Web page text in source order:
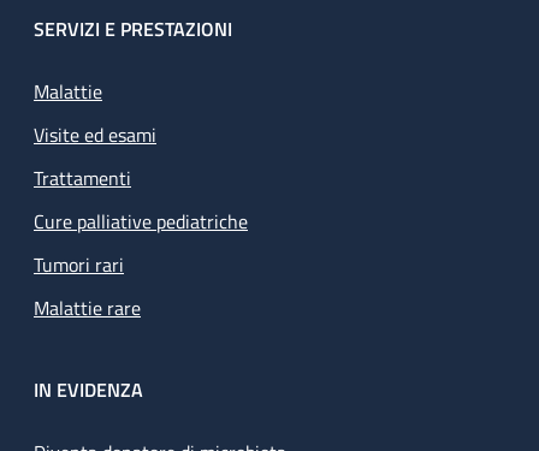
SERVIZI E PRESTAZIONI
Malattie
Visite ed esami
Trattamenti
Cure palliative pediatriche
Tumori rari
Malattie rare
IN EVIDENZA